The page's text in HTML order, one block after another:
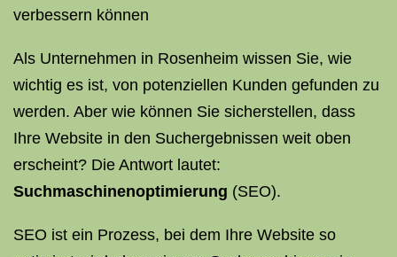
verbessern können
Als Unternehmen in Rosenheim wissen Sie, wie
wichtig es ist, von potenziellen Kunden gefunden zu
werden. Aber wie können Sie sicherstellen, dass
Ihre Website in den Suchergebnissen weit oben
erscheint? Die Antwort lautet:
Suchmaschinenoptimierung (SEO).
SEO ist ein Prozess, bei dem Ihre Website so